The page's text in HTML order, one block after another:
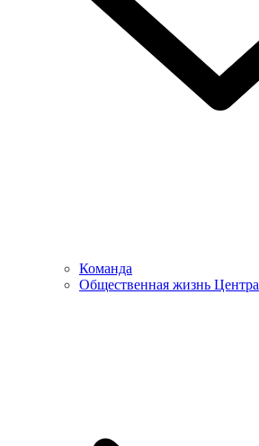
Команда
Общественная жизнь Центра